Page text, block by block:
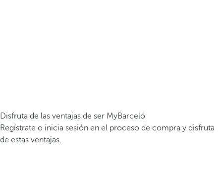
Disfruta de las ventajas de ser MyBarceló
Regístrate o inicia sesión en el proceso de compra y disfruta
de estas ventajas.